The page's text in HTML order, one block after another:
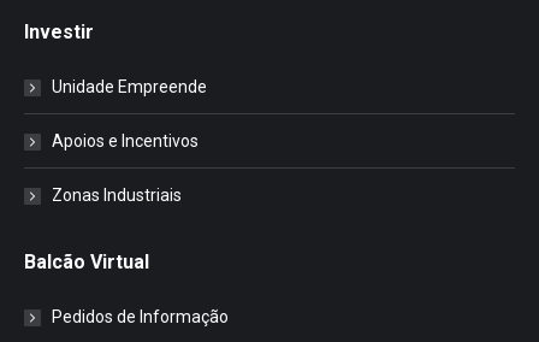
Investir
Unidade Empreende
Apoios e Incentivos
Zonas Industriais
Balcão Virtual
Pedidos de Informação